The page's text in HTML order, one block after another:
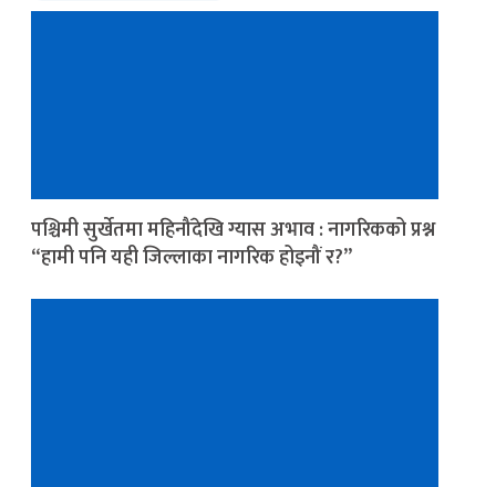
पश्चिमी सुर्खेतमा महिनौंदेखि ग्यास अभाव : नागरिकको प्रश्न
“हामी पनि यही जिल्लाका नागरिक होइनौं र?”